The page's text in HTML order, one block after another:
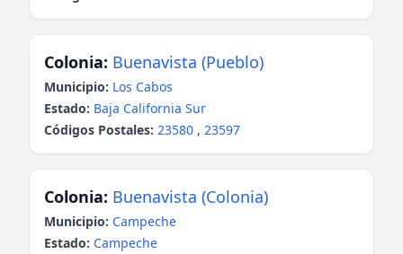
Colonia: Buenavista (Pueblo)
Municipio: Los Cabos
Estado: Baja California Sur
Códigos Postales: 23580 , 23597
Colonia: Buenavista (Colonia)
Municipio: Campeche
Estado: Campeche